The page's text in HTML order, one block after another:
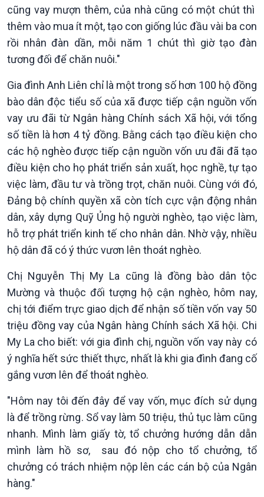
Kinh tế
Tin Kinh tế
Dòng chảy Kinh tế
Sức sống hàng Việt
Khởi nghiệp
Tuyên chiến với gian lận
thương mại
Nông nghiệp & Biển đảo
Tin Nông nghiệp & Biển
Mùa vàng
Biển đảo Việt Nam
Tâm tình biên giới và hải
Tìm hiểu biển, đảo Việt
Nam
cũng vay mượn thêm, của nhà cũng có một chút thì
thêm vào mua ít một, tạo con giống lúc đầu vài ba con
rồi nhân đàn dần, mỗi năm 1 chút thì giờ tạo đàn
tương đối để chăn nuôi."
Gia đình Anh Liên chỉ là một trong số hơn 100 hộ đồng
bào dân độc tiểu số của xã được tiếp cận nguồn vốn
vay ưu đãi từ Ngân hàng Chính sách Xã hội, với tổng
số tiền là hơn 4 tỷ đồng. Bằng cách tạo điều kiện cho
các hộ nghèo được tiếp cận nguồn vốn ưu đãi đã tạo
điều kiện cho họ phát triển sản xuất, học nghề, tự tạo
việc làm, đầu tư và trồng trọt, chăn nuôi. Cùng với đó,
Đảng bộ chính quyền xã còn tích cực vận động nhân
dân, xây dựng Quỹ Ủng hộ người nghèo, tạo việc làm,
hỗ trợ phát triển kinh tế cho nhân dân. Nhờ vậy, nhiều
hộ dân đã có ý thức vươn lên thoát nghèo.
Chị Nguyễn Thị My La cũng là đồng bào dân tộc
Mường và thuộc đối tượng hộ cận nghèo, hôm nay,
chị tới điểm trực giao dịch để nhận số tiền vốn vay 50
triệu đồng vay của Ngân hàng Chính sách Xã hội. Chi
My La cho biết: với gia đình chị, nguồn vốn vay này có
ý nghĩa hết sức thiết thực, nhất là khi gia đình đang cố
gắng vươn lên để thoát nghèo.
"Hôm nay tôi đến đây để vay vốn, mục đích sử dụng
là để trồng rừng. Sổ vay làm 50 triệu, thủ tục làm cũng
nhanh. Mình làm giấy tờ, tổ chưởng hướng dẫn dẫn
mình làm hồ sơ, sau đó nộp cho tổ chưởng, tổ
chưởng có trách nhiệm nộp lên các cán bộ của Ngân
hàng."